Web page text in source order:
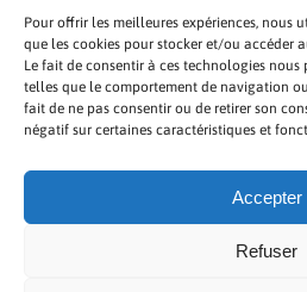
Pour offrir les meilleures expériences, nous
que les cookies pour stocker et/ou accéder
Le fait de consentir à ces technologies nous
telles que le comportement de navigation
fait de ne pas consentir ou de retirer son
négatif sur certaines caractéristiques et
Accepter
Refuser
PRÉSENTATION